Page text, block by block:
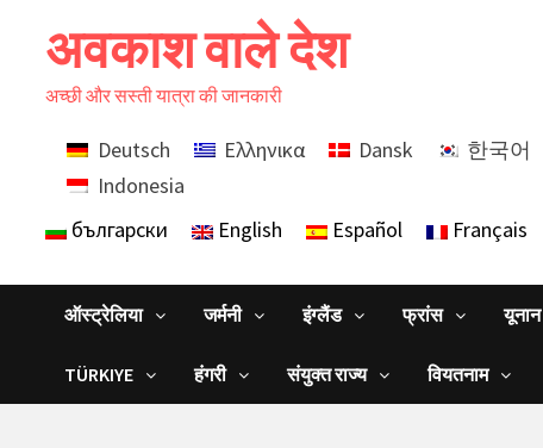
अवकाश वाले देश
अच्छी और सस्ती यात्रा की जानकारी
Deutsch Ελληνικα Dansk 한국어
Indonesia
български
English Español Français
ऑस्ट्रेलिया जर्मनी इंग्लैंड फ्रांस यूनान
TÜRKIYE हंगरी संयुक्त राज्य वियतनाम